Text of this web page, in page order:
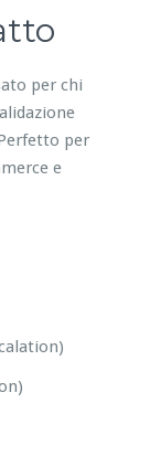
per chi
per
e